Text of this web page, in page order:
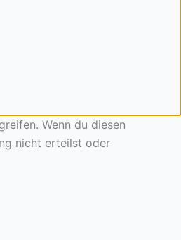
Wenn du diesen
nicht erteilst oder